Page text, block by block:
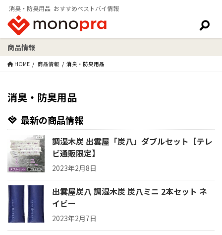
消臭・防臭用品 おすすめベストバイ情報
検索:
商品情報
HOME 商品情報 消臭・防臭用品
消臭・防臭用品
最新の商品情報
調湿木炭 出雲屋「炭八」ダブルセット【テレ
ビ通販限定】
2023年2月8日
出雲屋炭八 調湿木炭 炭八ミニ 2本セット ネ
イビー
2023年2月7日